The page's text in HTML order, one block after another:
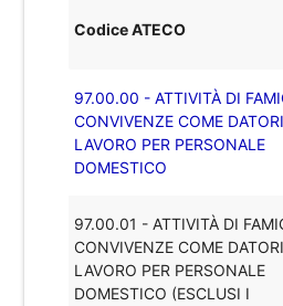
Codice ATECO
97.00.00 - ATTIVITÀ DI
CONVIVENZE COME
LAVORO PER PERSONALE
DOMESTICO
97.00.01 - ATTIVITÀ DI
CONVIVENZE COME
LAVORO PER PERSONALE
DOMESTICO (ESCLUSI I